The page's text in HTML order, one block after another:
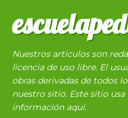
Nuestros articulos son
licencia de uso libre. El
obras derivadas de todos
nuestro sitio. Este sitio
información aquí.